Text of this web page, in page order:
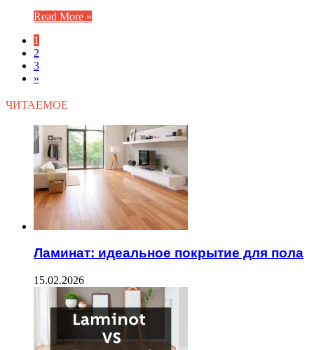
Read More »
1
2
3
»
ЧИТАЕМОЕ
Ламинат: идеальное покрытие для пола
15.02.2026